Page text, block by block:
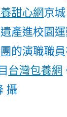
甜心網京
產進校園
的演職職
台灣包養網
攝